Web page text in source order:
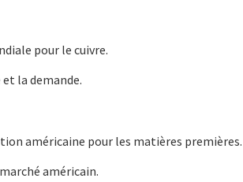
pour le cuivre.
la demande.
américaine pour les matières premières.
américain.